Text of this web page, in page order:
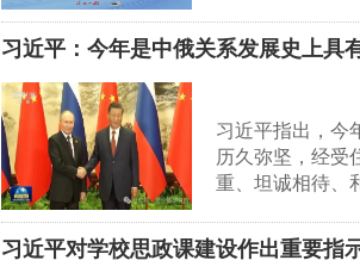
习近平：今年是中俄关系发展史上具
习近平指出，今
历久弥坚，经受
重、坦诚相待、
习近平对学校思政课建设作出重要指